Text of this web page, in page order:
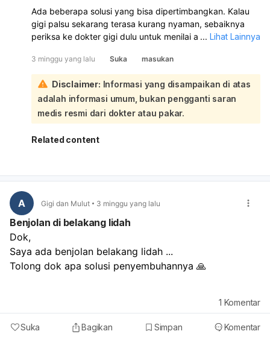
Ada beberapa solusi yang bisa dipertimbangkan. Kalau
gigi palsu sekarang terasa kurang nyaman, sebaiknya
periksa ke dokter gigi dulu untuk menilai apakah gigi
ingin solusi yang lebih awet dan nyaman, implant gigi bisa
jadi pilihan, tetapi biayanya biasanya lebih tinggi. Kalau
biaya ingin lebih terjangkau, dental bridge atau gigi tiruan
lepasan yang dibuat ulang dan disesuaikan dengan
kondisi mulut bisa menjadi alternatif. Karena usia Anda
masih 23 tahun, penting juga memastikan kondisi gusi
dan tulang rahang masih baik. Saya sarankan konsultasi
... Lihat Lainnya
3 minggu yang lalu Suka masukan
Disclaimer: Informasi yang disampaikan di atas
adalah informasi umum, bukan pengganti saran
medis resmi dari dokter atau pakar.
Related content
A Gigi dan Mulut 3 minggu yang lalu
Benjolan di belakang lidah
Dok,
Saya ada benjolan belakang lidah ...
Tolong dok apa solusi penyembuhannya 🙏
Suka Bagikan Simpan Komentar
1 Komentar